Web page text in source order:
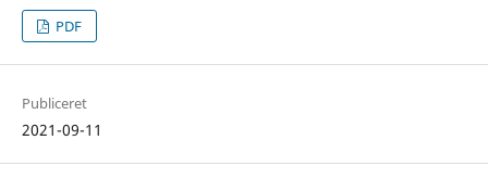
PDF
Publiceret
2021-09-11